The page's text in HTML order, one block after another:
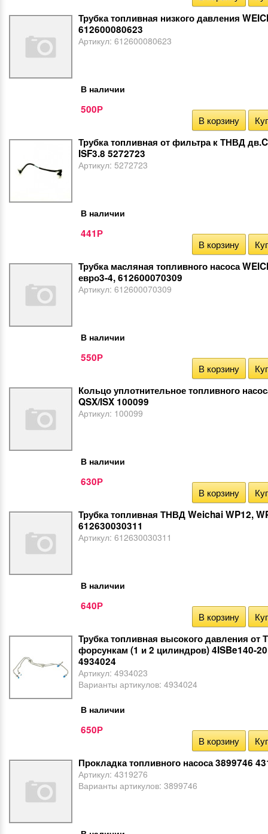
Трубка топливная низкого давления
612600080623
Артикул: 612600080623
В наличии
500Р
В корзину
Трубка топливная от фильтра к ТНВД
ISF3.8 5272723
Артикул: 5272723
В наличии
441 Р
В корзину
Трубка масляная топливного насоса
евро3-4, 612600070309
Артикул: 612600070309
В наличии
550Р
В корзину
Кольцо уплотнительное топливного
QSX/ISX 100099
Артикул: 100099
В наличии
630Р
В корзину
Трубка топливная ТНВД Weichai WP12,
612630030311
Артикул: 612630030311
В наличии
640Р
В корзину
Трубка топливная высокого давления от
форсункам (1 и 2 цилиндров) 4ISBe140-
4934024
Артикул: 4934023
Варианты артикулов: 4934024
В наличии
650Р
В корзину
Прокладка топливного насоса 3899746
Артикул: 4319276
Варианты артикулов: 3899746